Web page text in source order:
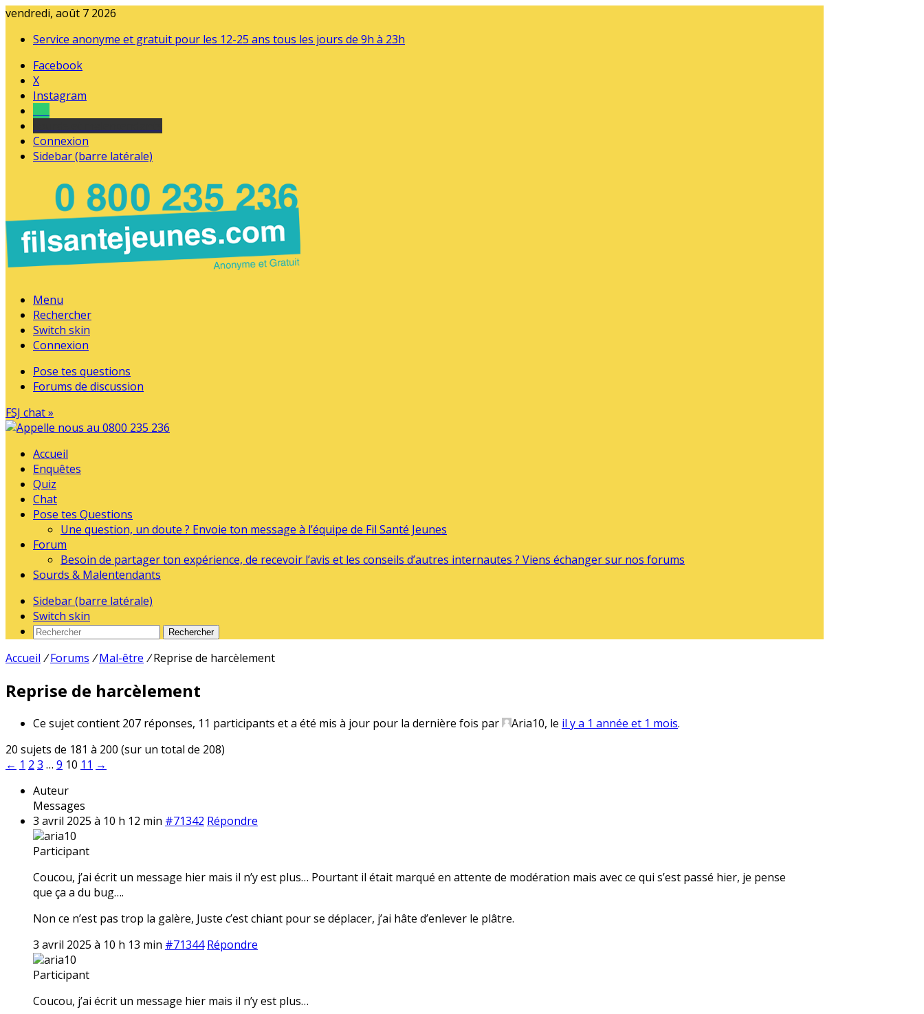
vendredi, août 7 2026
Service anonyme et gratuit pour les 12-25 ans tous les jours de 9h à 23h
Facebook
X
Instagram
Connexion
Sidebar (barre latérale)
Menu
Rechercher
Switch skin
Connexion
Pose tes questions
Forums de discussion
FSJ chat »
Accueil
Enquêtes
Quiz
Chat
Pose tes Questions
Une question, un doute ? Envoie ton message à l’équipe de Fil Santé Jeunes
Forum
Besoin de partager ton expérience, de recevoir l’avis et les conseils d’autres internautes ? Viens échanger sur nos forums
Sourds & Malentendants
Sidebar (barre latérale)
Switch skin
Rechercher
Accueil / Forums / Mal-être / Reprise de harcèlement
Reprise de harcèlement
Ce sujet contient 207 réponses, 11 participants et a été mis à jour pour la dernière fois par Aria10, le il y a 1 année et 1 mois.
20 sujets de 181 à 200 (sur un total de 208)
← 1 2 3 … 9 10 11 →
Auteur
Messages
3 avril 2025 à 10 h 12 min #71342 Répondre
aria10
Participant
Coucou, j’ai écrit un message hier mais il n’y est plus… Pourtant il était marqué en attente de modération mais avec ce qui s’est passé hier, je pense
que ça a du bug….
Non ce n’est pas trop la galère, Juste c’est chiant pour se déplacer, j’ai hâte d’enlever le plâtre.
3 avril 2025 à 10 h 13 min #71344 Répondre
aria10
Participant
Coucou, j’ai écrit un message hier mais il n’y est plus…